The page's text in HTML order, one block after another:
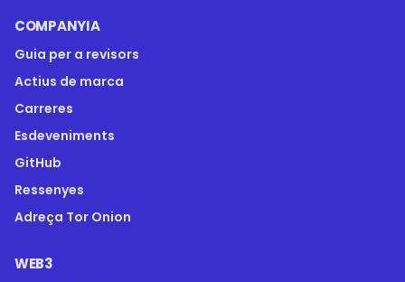
COMPANYIA
Guia per a revisors
Actius de marca
Carreres
Esdeveniments
GitHub
Ressenyes
Adreça Tor Onion
WEB3